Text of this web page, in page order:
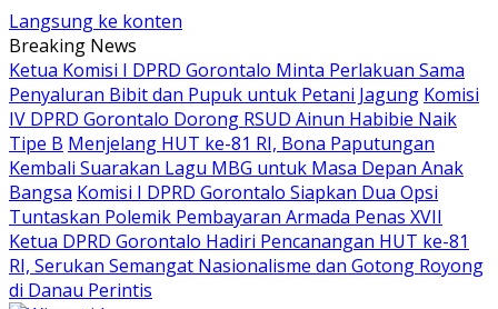
Langsung ke konten
Breaking News
Ketua Komisi I DPRD Gorontalo Minta Perlakuan Sama
Penyaluran Bibit dan Pupuk untuk Petani Jagung Komisi
IV DPRD Gorontalo Dorong RSUD Ainun Habibie Naik
Tipe B Menjelang HUT ke-81 RI, Bona Paputungan
Kembali Suarakan Lagu MBG untuk Masa Depan Anak
Bangsa Komisi I DPRD Gorontalo Siapkan Dua Opsi
Tuntaskan Polemik Pembayaran Armada Penas XVII
Ketua DPRD Gorontalo Hadiri Pencanangan HUT ke-81
RI, Serukan Semangat Nasionalisme dan Gotong Royong
di Danau Perintis